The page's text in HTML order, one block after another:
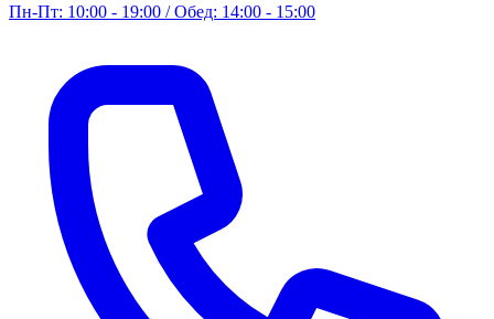
Пн-Пт: 10:00 - 19:00 / Обед: 14:00 - 15:00